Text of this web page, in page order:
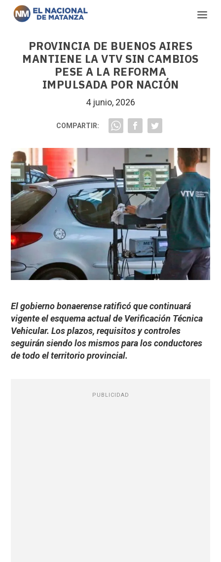
PROVINCIA DE BUENOS AIRES
MANTIENE LA VTV SIN CAMBIOS
PESE A LA REFORMA
IMPULSADA POR NACIÓN
4 junio, 2026
COMPARTIR:
El gobierno bonaerense ratificó que continuará
vigente el esquema actual de Verificación Técnica
Vehicular. Los plazos, requisitos y controles
seguirán siendo los mismos para los conductores
de todo el territorio provincial.
PUBLICIDAD